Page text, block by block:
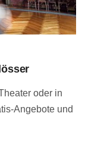
oder in
Angebote und